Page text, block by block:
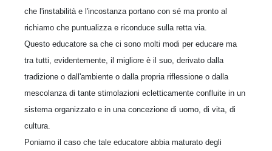
che l'instabilità e l'incostanza portano con sé ma pronto al
richiamo che puntualizza e riconduce sulla retta via.
Questo educatore sa che ci sono molti modi per educare ma
tra tutti, evidentemente, il migliore è il suo, derivato dalla
tradizione o dall'ambiente o dalla propria riflessione o dalla
mescolanza di tante stimolazioni ecletticamente confluite in un
sistema organizzato e in una concezione di uomo, di vita, di
cultura.
Poniamo il caso che tale educatore abbia maturato degli